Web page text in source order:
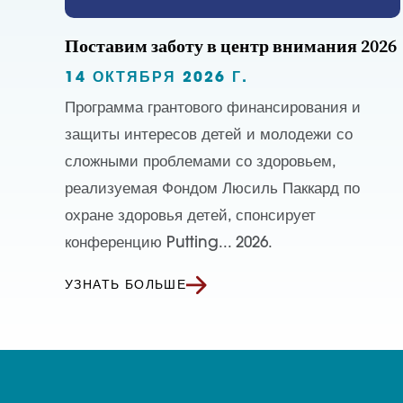
Поставим заботу в центр внимания 2026
14 ОКТЯБРЯ 2026 Г.
Программа грантового финансирования и
защиты интересов детей и молодежи со
сложными проблемами со здоровьем,
реализуемая Фондом Люсиль Паккард по
охране здоровья детей, спонсирует
конференцию Putting... 2026.
УЗНАТЬ БОЛЬШЕ